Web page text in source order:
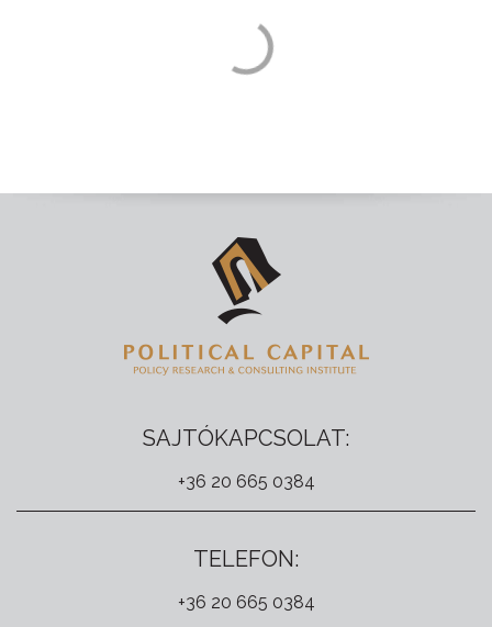
SAJTÓKAPCSOLAT:
+36 20 665 0384
TELEFON:
+36 20 665 0384